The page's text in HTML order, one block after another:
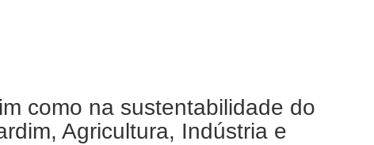
como na sustentabilidade do
Agricultura, Indústria e